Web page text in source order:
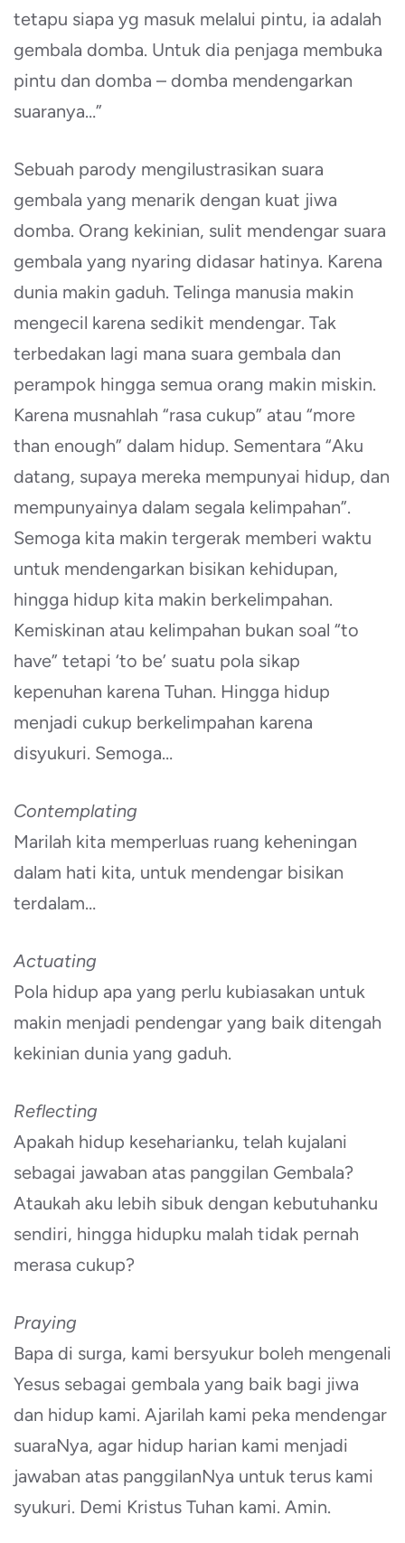
tetapu siapa yg masuk melalui pintu, ia adalah
gembala domba. Untuk dia penjaga membuka
pintu dan domba – domba mendengarkan
suaranya…”
Sebuah parody mengilustrasikan suara
gembala yang menarik dengan kuat jiwa
domba. Orang kekinian, sulit mendengar suara
gembala yang nyaring didasar hatinya. Karena
dunia makin gaduh. Telinga manusia makin
mengecil karena sedikit mendengar. Tak
terbedakan lagi mana suara gembala dan
perampok hingga semua orang makin miskin.
Karena musnahlah “rasa cukup” atau “more
than enough” dalam hidup. Sementara “Aku
datang, supaya mereka mempunyai hidup, dan
mempunyainya dalam segala kelimpahan”.
Semoga kita makin tergerak memberi waktu
untuk mendengarkan bisikan kehidupan,
hingga hidup kita makin berkelimpahan.
Kemiskinan atau kelimpahan bukan soal “to
have” tetapi ‘to be’ suatu pola sikap
kepenuhan karena Tuhan. Hingga hidup
menjadi cukup berkelimpahan karena
disyukuri. Semoga…
Contemplating
Marilah kita memperluas ruang keheningan
dalam hati kita, untuk mendengar bisikan
terdalam…
Actuating
Pola hidup apa yang perlu kubiasakan untuk
makin menjadi pendengar yang baik ditengah
kekinian dunia yang gaduh.
Reflecting
Apakah hidup keseharianku, telah kujalani
sebagai jawaban atas panggilan Gembala?
Ataukah aku lebih sibuk dengan kebutuhanku
sendiri, hingga hidupku malah tidak pernah
merasa cukup?
Praying
Bapa di surga, kami bersyukur boleh mengenali
Yesus sebagai gembala yang baik bagi jiwa
dan hidup kami. Ajarilah kami peka mendengar
suaraNya, agar hidup harian kami menjadi
jawaban atas panggilanNya untuk terus kami
syukuri. Demi Kristus Tuhan kami. Amin.